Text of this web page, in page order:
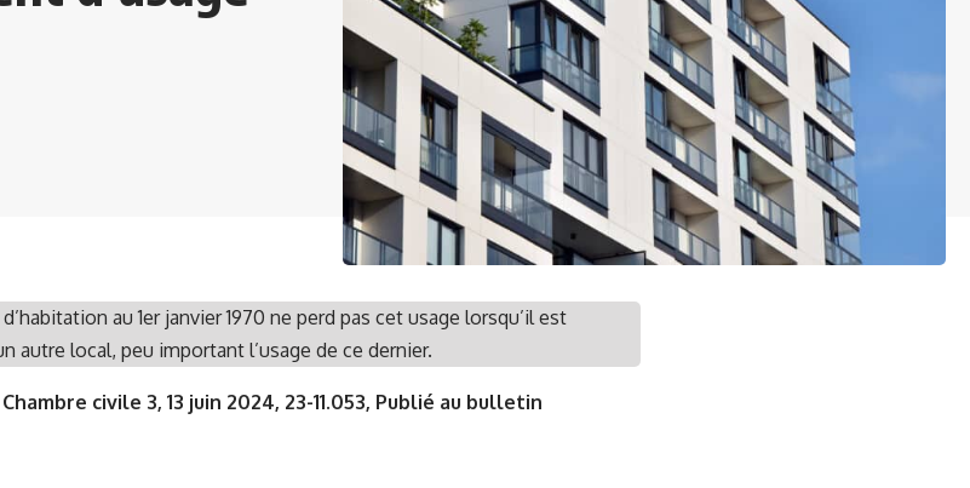
au 1er janvier 1970 ne perd pas cet usage lorsqu’il est
autre local, peu important l’usage de ce dernier.
civile 3, 13 juin 2024, 23-11.053, Publié au bulletin